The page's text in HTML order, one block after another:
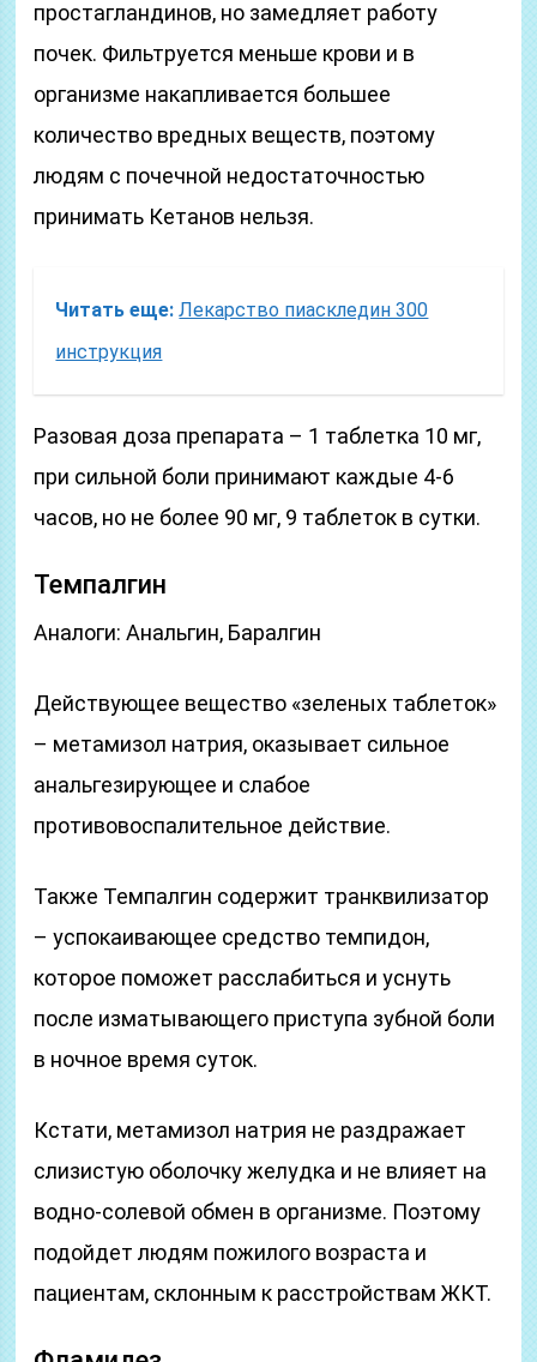
простагландинов, но замедляет работу
почек. Фильтруется меньше крови и в
организме накапливается большее
количество вредных веществ, поэтому
людям с почечной недостаточностью
принимать Кетанов нельзя.
Читать еще: Лекарство пиаскледин 300
инструкция
Разовая доза препарата – 1 таблетка 10 мг,
при сильной боли принимают каждые 4-6
часов, но не более 90 мг, 9 таблеток в сутки.
Темпалгин
Аналоги: Анальгин, Баралгин
Действующее вещество «зеленых таблеток»
– метамизол натрия, оказывает сильное
анальгезирующее и слабое
противовоспалительное действие.
Также Темпалгин содержит транквилизатор
– успокаивающее средство темпидон,
которое поможет расслабиться и уснуть
после изматывающего приступа зубной боли
в ночное время суток.
Кстати, метамизол натрия не раздражает
слизистую оболочку желудка и не влияет на
водно-солевой обмен в организме. Поэтому
подойдет людям пожилого возраста и
пациентам, склонным к расстройствам ЖКТ.